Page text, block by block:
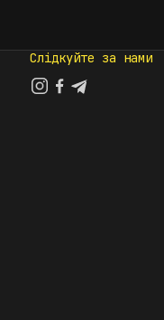
Слідкуйте за нами